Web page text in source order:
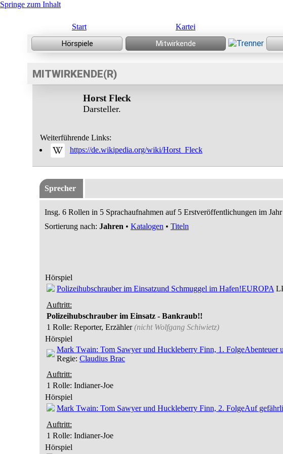
Springe zum Inhalt
Start Kartei
MITWIRKENDE(R)
Horst Fleck
Darsteller.
Weiterführende Links:
https://de.wikipedia.org/wiki/Horst_Fleck
Sprecher
Insg. 6 Rollen in 5 Sprachaufnahmen auf 5 Erstveröffentlichungen im
Sortierung nach: Jahren • Katalogen • Titeln
Hörspiel
Polizeihubschrauber im Einsatzund Schmuggel im Hafen!EUROPA
Auftritt:
Polizeihubschrauber im Einsatz - Bankraub!!
1 Rolle: Reporter, Erzähler(nicht Wolfgang Schiwietz)
Hörspiel
Mark Twain: Tom Sawyer und Huckleberry Finn, 1. FolgeAbenteuer
Regie: Claudius Brac
Auftritt:
1 Rolle: Indianer-Joe
Hörspiel
Mark Twain: Tom Sawyer und Huckleberry Finn, 2. FolgeAuf
Auftritt:
1 Rolle: Indianer-Joe
Hörspiel